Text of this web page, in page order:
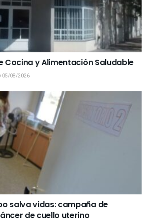
Cocina y Alimentación Saludable
05/08/2026
salva vidas: campaña de
de cuello uterino